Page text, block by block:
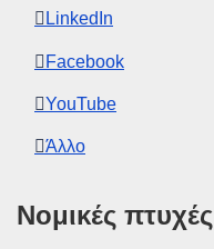
LinkedIn
Facebook
YouTube
Άλλο
Νομικές πτυχές